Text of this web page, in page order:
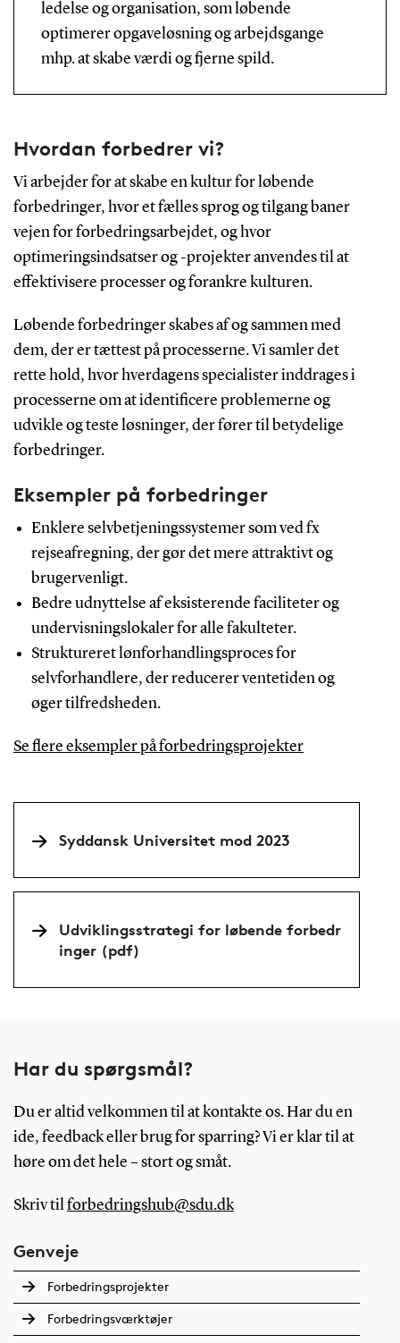
ledelse og organisation, som løbende
optimerer opgaveløsning og arbejdsgange
mhp. at skabe værdi og fjerne spild.
Hvordan forbedrer vi?
Vi arbejder for at skabe en kultur for løbende
forbedringer, hvor et fælles sprog og tilgang baner
vejen for forbedringsarbejdet, og hvor
optimeringsindsatser og -projekter anvendes til at
effektivisere processer og forankre kulturen.
Løbende forbedringer skabes af og sammen med
dem, der er tættest på processerne. Vi samler det
rette hold, hvor hverdagens specialister inddrages i
processerne om at identificere problemerne og
udvikle og teste løsninger, der fører til betydelige
forbedringer.
Eksempler på forbedringer
Enklere selvbetjeningssystemer som ved fx
rejseafregning, der gør det mere attraktivt og
brugervenligt.
Bedre udnyttelse af eksisterende faciliteter og
undervisningslokaler for alle fakulteter.
Struktureret lønforhandlingsproces for
selvforhandlere, der reducerer ventetiden og
øger tilfredsheden.
Se flere eksempler på forbedringsprojekter
Syddansk Universitet mod 2023
Udviklingsstrategi for løbende forbedr
inger (pdf)
Har du spørgsmål?
Du er altid velkommen til at kontakte os. Har du en
ide, feedback eller brug for sparring? Vi er klar til at
høre om det hele – stort og småt.
Skriv tilforbedringshub@sdu.dk
Genveje
Forbedringsprojekter
Forbedringsværktøjer